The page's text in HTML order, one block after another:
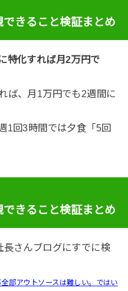
きること検証まとめ
特化すれば月2万円で
ば、月1万円でも2週間に
1回3時間では夕食「5回
きること検証まとめ
さんブログにすでに検
部アウトソースは難しい。ではい